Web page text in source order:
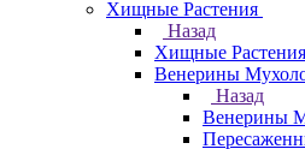
Хищные Растения
Назад
Хищные Растения
Венерины
Назад
Венерины